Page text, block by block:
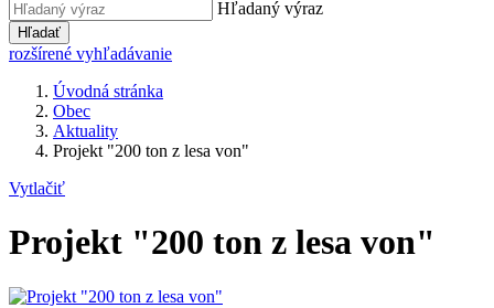
Hľadaný výraz
Hľadať
rozšírené vyhľadávanie
Úvodná stránka
Obec
Aktuality
Projekt "200 ton z lesa von"
Vytlačiť
Projekt "200 ton z lesa von"